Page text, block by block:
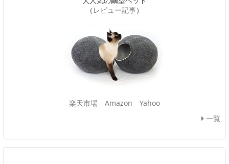
（ レビュー記事）
楽天市場 Amazon
Yahoo
一覧